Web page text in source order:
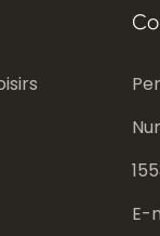
E-